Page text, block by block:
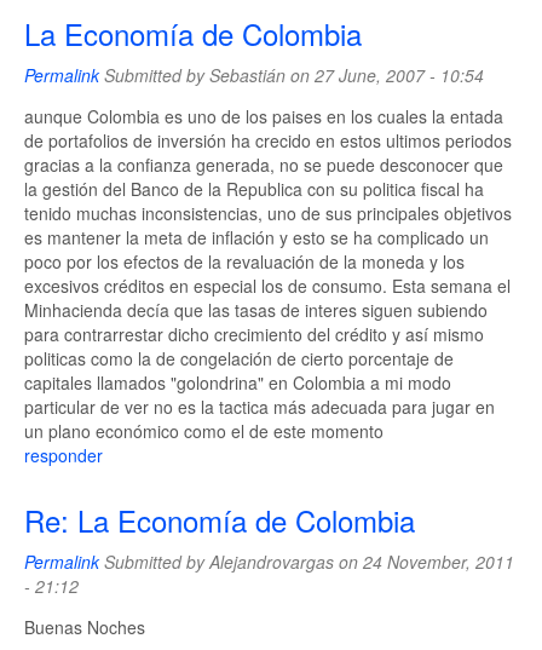
La Economía de Colombia
PermalinkSubmitted bySebastián on 27 June, 2007 - 10:54
aunque Colombia es uno de los paises en los cuales la entada
de portafolios de inversión ha crecido en estos ultimos periodos
gracias a la confianza generada, no se puede desconocer que
la gestión del Banco de la Republica con su politica fiscal ha
tenido muchas inconsistencias, uno de sus principales objetivos
es mantener la meta de inflación y esto se ha complicado un
poco por los efectos de la revaluación de la moneda y los
excesivos créditos en especial los de consumo. Esta semana el
Minhacienda decía que las tasas de interes siguen subiendo
para contrarrestar dicho crecimiento del crédito y así mismo
politicas como la de congelación de cierto porcentaje de
capitales llamados "golondrina" en Colombia a mi modo
particular de ver no es la tactica más adecuada para jugar en
un plano económico como el de este momento
responder
Re: La Economía de Colombia
PermalinkSubmitted byAlejandrovargas on 24 November, 2011
- 21:12
Buenas Noches